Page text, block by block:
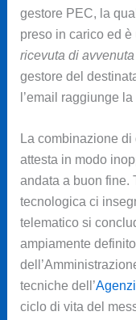
gestore PEC, la
preso in carico ed
ricevuta di
gestore del
l’email raggiunge
La combinazione
attesta in modo
andata a buon fine.
tecnologica ci
telematico si
ampiamente
tecniche dell’
ciclo di vita del